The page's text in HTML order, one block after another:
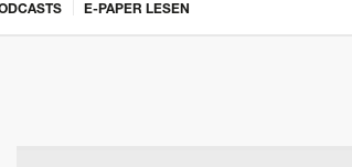
E-PAPER LESEN